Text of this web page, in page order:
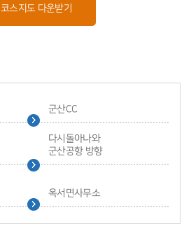
코스지도 다운받기
군산CC
다시돌아나와
군산공항 방향
옥서면사무소